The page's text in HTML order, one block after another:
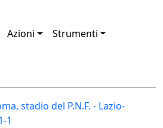
Azioni Strumenti
stadio del P.N.F. - Lazio-
1